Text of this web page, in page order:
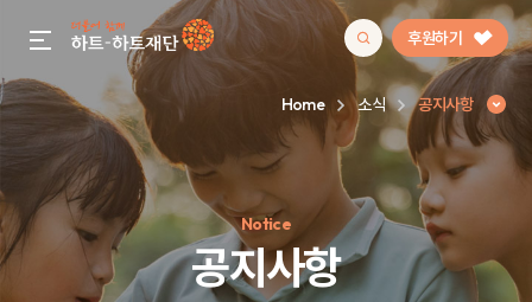
gnb menu open 후원하기
인기 키워드
#정기후원#하트플레이스#캠페인#팬덤후원
Home 소식 공지사항
Notice
공지사항